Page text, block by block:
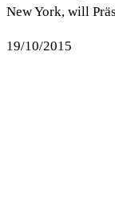
New York, will
19/10/2015